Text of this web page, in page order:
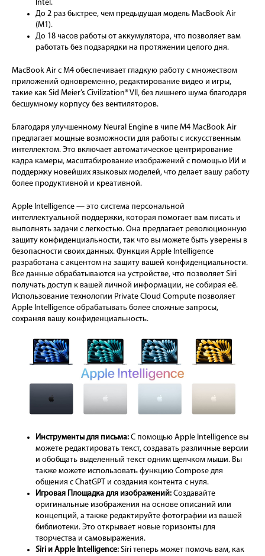
Intel.
До 2 раз быстрее, чем предыдущая модель MacBook Air
(M1).
До 18 часов работы от аккумулятора, что позволяет вам
работать без подзарядки на протяжении целого дня.
MacBook Air с M4 обеспечивает гладкую работу с множеством
приложений одновременно, редактирование видео и игры,
такие как Sid Meier’s Civilization® VII, без лишнего шума благодаря
бесшумному корпусу без вентиляторов.
Благодаря улучшенному Neural Engine в чипе M4 MacBook Air
предлагает мощные возможности для работы с искусственным
интеллектом. Это включает автоматическое центрирование
кадра камеры, масштабирование изображений с помощью ИИ и
поддержку новейших языковых моделей, что делает вашу работу
более продуктивной и креативной.
Apple Intelligence — это система персональной
интеллектуальной поддержки, которая помогает вам писать и
выполнять задачи с легкостью. Она предлагает революционную
защиту конфиденциальности, так что вы можете быть уверены в
безопасности своих данных. Функция Apple Intelligence
разработана с акцентом на защиту вашей конфиденциальности.
Все данные обрабатываются на устройстве, что позволяет Siri
получать доступ к вашей личной информации, не собирая её.
Использование технологии Private Cloud Compute позволяет
Apple Intelligence обрабатывать более сложные запросы,
сохраняя вашу конфиденциальность.
Инструменты для письма: С помощью Apple Intelligence вы
можете редактировать текст, создавать различные версии
и обобщать выделенный текст одним щелчком мыши. Вы
также можете использовать функцию Compose для
общения с ChatGPT и создания контента с нуля.
Игровая Площадка для изображений: Создавайте
оригинальные изображения на основе описаний или
концепций, а также редактируйте фотографии из вашей
библиотеки. Это открывает новые горизонты для
творчества и самовыражения.
Siri и Apple Intelligence: Siri теперь может помочь вам, как